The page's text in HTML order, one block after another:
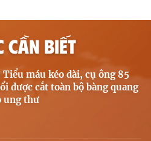
CẦN BIẾT
Tiểu máu kéo dài, cụ ông 85
được cắt toàn bộ bàng quang
ung thư